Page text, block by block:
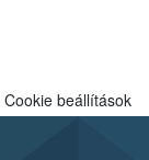
is
Cookie beállítások